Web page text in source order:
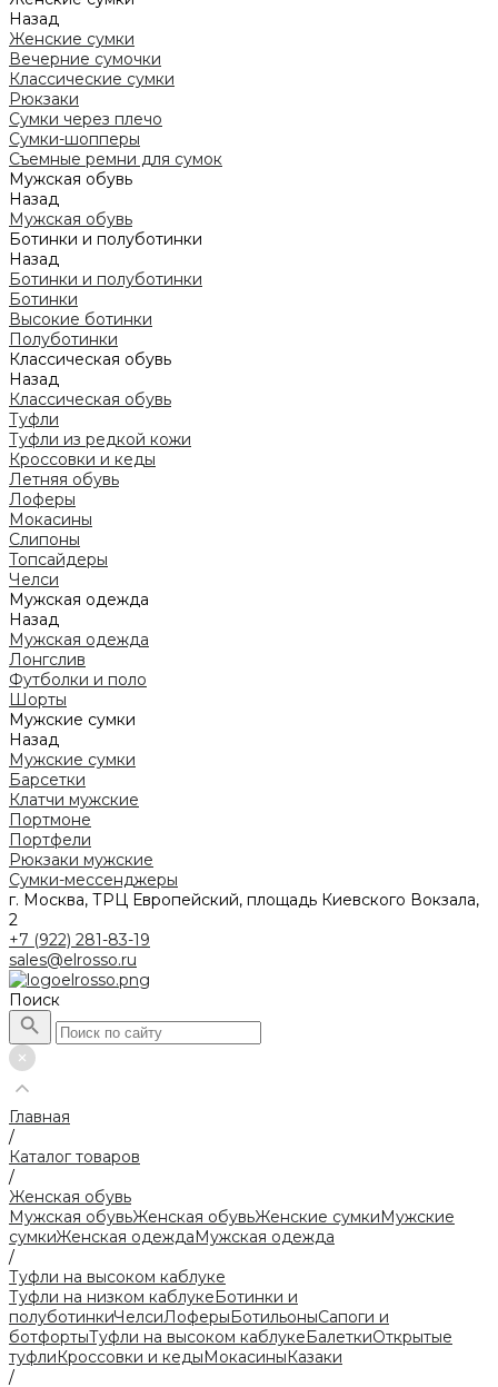
Назад
Женские сумки
Вечерние сумочки
Классические сумки
Рюкзаки
Сумки через плечо
Сумки-шопперы
Съемные ремни для сумок
Мужская обувь
Назад
Мужская обувь
Ботинки и полуботинки
Назад
Ботинки и полуботинки
Ботинки
Высокие ботинки
Полуботинки
Классическая обувь
Назад
Классическая обувь
Туфли
Туфли из редкой кожи
Кроссовки и кеды
Летняя обувь
Лоферы
Мокасины
Слипоны
Топсайдеры
Челси
Мужская одежда
Назад
Мужская одежда
Лонгслив
Футболки и поло
Шорты
Мужские сумки
Назад
Мужские сумки
Барсетки
Клатчи мужские
Портмоне
Портфели
Рюкзаки мужские
Сумки-мессенджеры
г. Москва, ТРЦ Европейский, площадь Киевского Вокзала,
2
+7 (922) 281-83-19
sales@elrosso.ru
Поиск
Главная
/
Каталог товаров
/
Женская обувь
Мужская обувьЖенская обувьЖенские сумкиМужские
сумкиЖенская одеждаМужская одежда
/
Туфли на высоком каблуке
Туфли на низком каблукеБотинки и
полуботинкиЧелсиЛоферыБотильоныСапоги и
ботфортыТуфли на высоком каблукеБалеткиОткрытые
туфлиКроссовки и кедыМокасиныКазаки
/